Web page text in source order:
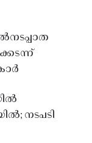
നടപടി